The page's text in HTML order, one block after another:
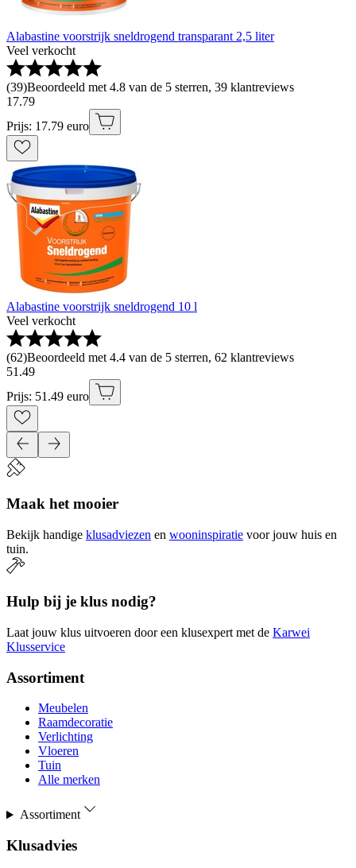
Alabastine voorstrijk sneldrogend transparant 2,5 liter
Veel verkocht
(39)Beoordeeld met 4.8 van de 5 sterren, 39 klantreviews
17.79
Prijs: 17.79 euro
Alabastine voorstrijk sneldrogend 10 l
Veel verkocht
(62)Beoordeeld met 4.4 van de 5 sterren, 62 klantreviews
51 .49
Prijs: 51.49 euro
Maak het mooier
Bekijk handige klusadviezen en wooninspiratie voor jouw huis en
tuin.
Hulp bij je klus nodig?
Laat jouw klus uitvoeren door een klusexpert met de Karwei
Klusservice
Assortiment
Meubelen
Raamdecoratie
Verlichting
Vloeren
Tuin
Alle merken
Assortiment
Klusadvies